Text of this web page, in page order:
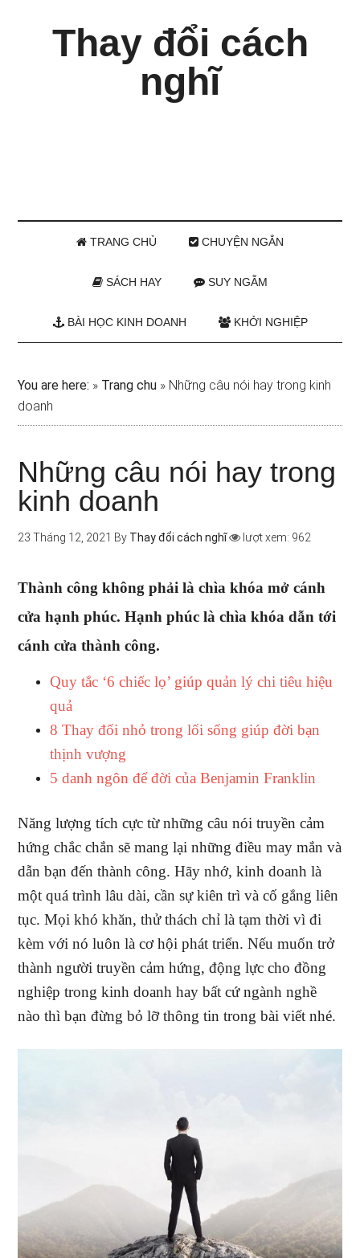
Thay đổi cách
nghĩ
TRANG CHỦ CHUYỆN NGẮN
SÁCH HAY SUY NGẪM
BÀI HỌC KINH DOANH KHỞI NGHIỆP
You are here: » Trang chu » Những câu nói hay trong kinh
doanh
Những câu nói hay trong
kinh doanh
23 Tháng 12, 2021 By Thay đổi cách nghĩ lượt xem: 962
Thành công không phải là chìa khóa mở cánh
cửa hạnh phúc. Hạnh phúc là chìa khóa dẫn tới
cánh cửa thành công.
Quy tắc ‘6 chiếc lọ’ giúp quản lý chi tiêu hiệu
quả
8 Thay đổi nhỏ trong lối sống giúp đời bạn
thịnh vượng
5 danh ngôn để đời của Benjamin Franklin
Năng lượng tích cực từ những câu nói truyền cảm
hứng chắc chắn sẽ mang lại những điều may mắn và
dẫn bạn đến thành công. Hãy nhớ, kinh doanh là
một quá trình lâu dài, cần sự kiên trì và cố gắng liên
tục. Mọi khó khăn, thử thách chỉ là tạm thời vì đi
kèm với nó luôn là cơ hội phát triển. Nếu muốn trở
thành người truyền cảm hứng, động lực cho đồng
nghiệp trong kinh doanh hay bất cứ ngành nghề
nào thì bạn đừng bỏ lỡ thông tin trong bài viết nhé.